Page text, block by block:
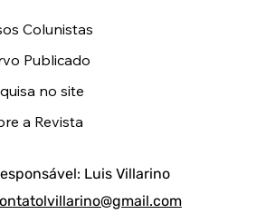
Luis Villarino
Colunistas
Publicado
no site
a Revista